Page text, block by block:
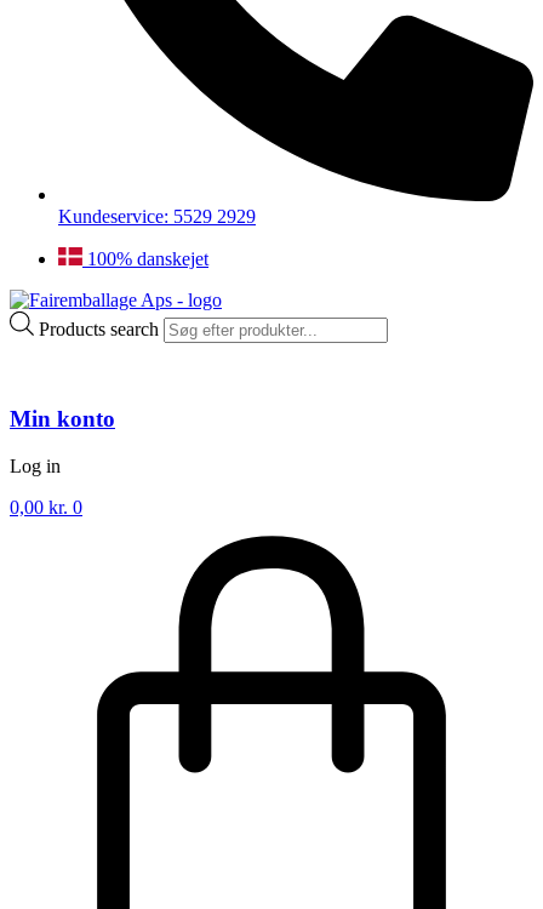
Kundeservice: 5529 2929
100% danskejet
Products search
Min konto
Log in
0,00 kr. 0